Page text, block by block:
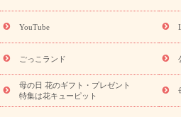
9月の誕生花(リン
ら探す
お祝いの花特集 当日配
念日
結婚祝い 出産祝い 退院
寿祝い
プチギフト ペットのお祝
YouTube
ごっこランド
母の日 花のギフト・プレゼント
特集は花キューピット